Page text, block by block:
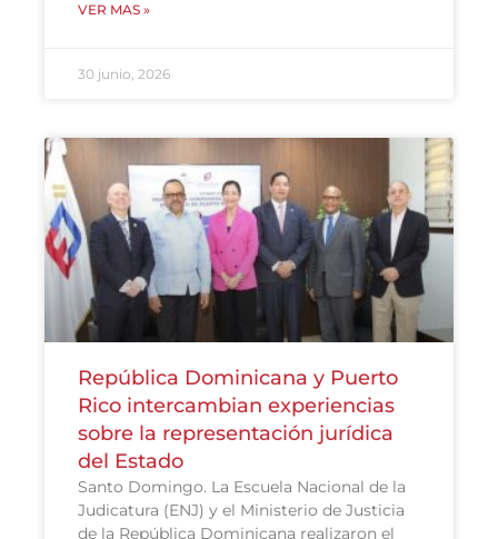
VER MAS »
30 junio, 2026
República Dominicana y Puerto
Rico intercambian experiencias
sobre la representación jurídica
del Estado
Santo Domingo. La Escuela Nacional de la
Judicatura (ENJ) y el Ministerio de Justicia
de la República Dominicana realizaron el